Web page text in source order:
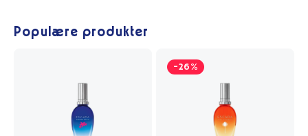
Populære produkter
-26%